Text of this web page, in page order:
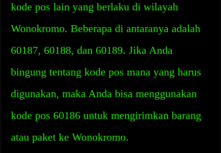
kode pos lain yang berlaku di wilayah
Wonokromo. Beberapa di antaranya adalah
60187, 60188, dan 60189. Jika Anda
bingung tentang kode pos mana yang harus
digunakan, maka Anda bisa menggunakan
kode pos 60186 untuk mengirimkan barang
atau paket ke Wonokromo.